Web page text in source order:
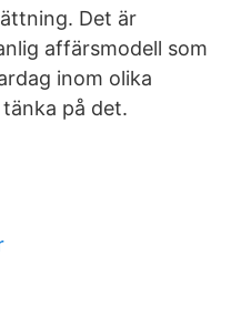
Det är
affärsmodell som
inom olika
på det.